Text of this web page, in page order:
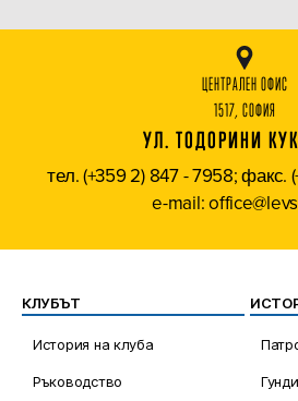
ЦЕНТРАЛЕН ОФИС
1517, СОФИЯ
УЛ. ТОДОРИНИ
тел. (+359 2) 847 - 7958; факс.
e-mail:
КЛУБЪТ
История на клуба
Ръководство Гунди